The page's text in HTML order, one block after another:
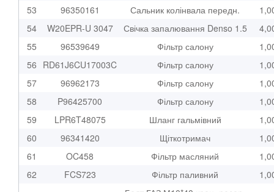
53
96350161 Сальник колінвала передн.
54
W20EPR-U 3047 Свічка запалювання Denso 1.5
55
96539649 Фільтр салону
56 RD61J6CU17003C Фільтр салону
57
96962173 Фільтр салону
58
P96425700 Фільтр салону
59
LPR6T48075 Шланг гальмівний
60
96341420 Щіткотримач
61
OC458 Фільтр масляний
62
FCS723 Фільтр паливний